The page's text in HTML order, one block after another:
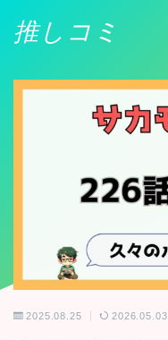
推しコミ
2025.08.25 2026.05.03